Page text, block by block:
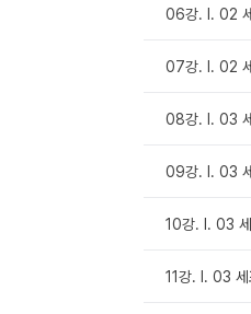
06강. Ⅰ. 02
07강. Ⅰ. 02
08강. Ⅰ. 03
09강. Ⅰ. 03
10강. Ⅰ. 03
11강. Ⅰ. 03